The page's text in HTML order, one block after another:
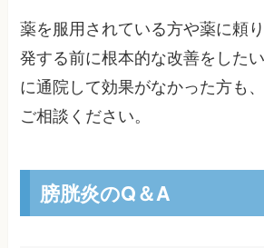
薬を服用されている方や薬に頼
発する前に根本的な改善をした
に通院して効果がなかった方も
ご相談ください。
膀胱炎のQ＆A